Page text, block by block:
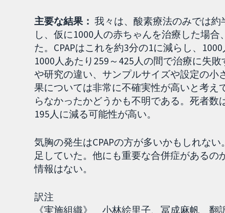
主要な結果：我々は、酸素療法のみでは約
し、仮に1000人の赤ちゃんを治療した場
た。CPAPはこれを約3分の1に減らし、
1000人あたり259～425人の間で治療に失
や研究の違い、サンプルサイズや設定の小
果については非常に不確実性が高いと考
らなかったかどうかも不明である。死者数
195人に減る可能性が高い。
気胸の発生はCPAPの方が多いかもしれな
足していた。他にも重要な合併症がある
情報はない。
訳注
《実施組織》 小林絵里子、冨成麻帆 翻